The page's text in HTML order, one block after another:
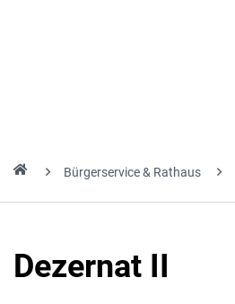
Bürgerservice & Rathaus
Dezernat II